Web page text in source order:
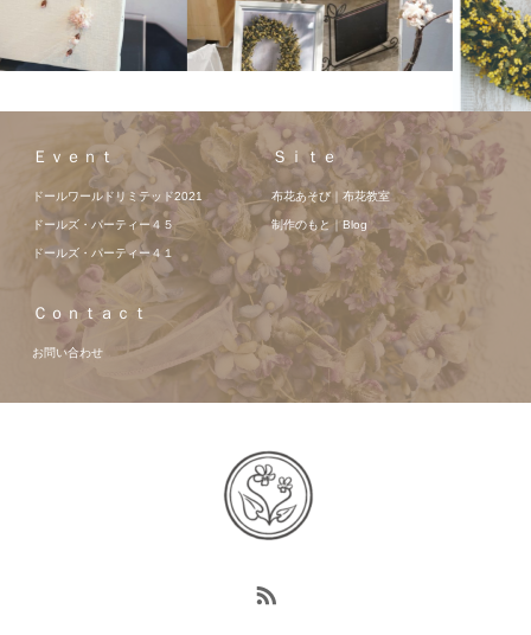
Ｅｖｅｎｔ
ドールワールドリミテッド2021
ドールズ・パーティー４５
ドールズ・パーティー４１
Ｓｉｔｅ
布花あそび｜布花教室
制作のもと｜Blog
Ｃｏｎｔａｃｔ
お問い合わせ